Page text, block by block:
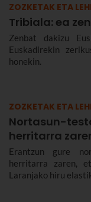
ZOZKETAK ETA
Tribiala: ea
Zenbat dakizu
Euskadirekin
honekin.
ZOZKETAK ETA
Nortasun-
herritarra
Erantzun gure
herritarra zaren,
Laranjako hiru